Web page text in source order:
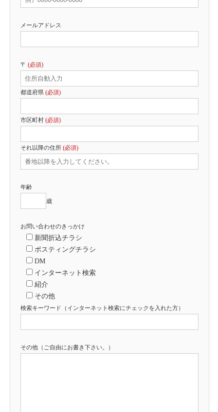
メールアドレス
〒 (必須)
都道府県 (必須)
市区町村 (必須)
それ以降の住所 (必須)
年齢
歳
お問い合わせのきっかけ
新聞折込チラシ
ポスティングチラシ
DM
インターネット検索
紹介
その他
検索キーワード（インターネット検索にチェックを入れた方）
その他（ご自由にお書き下さい。）